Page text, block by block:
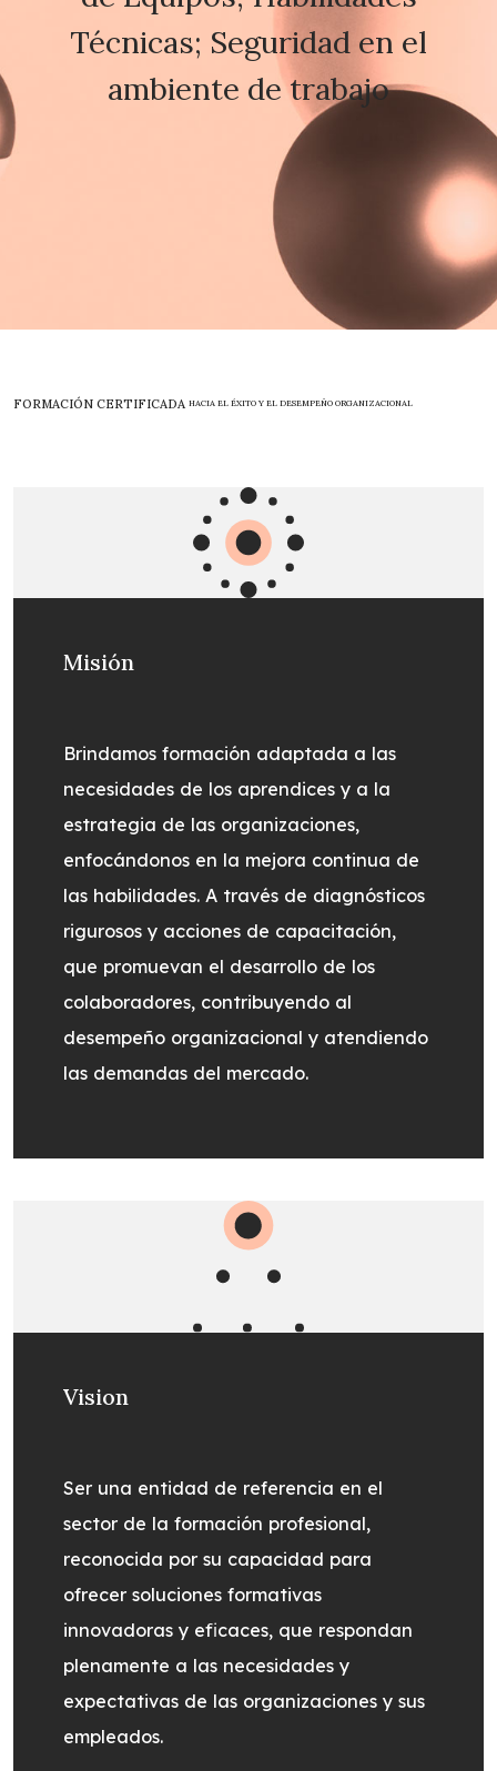
Técnicas; Seguridad en el
ambiente de trabajo
FORMACIÓN CERTIFICADA HACIA EL ÉXITO Y EL DESEMPEÑO ORGANIZACIONAL
Misión
Brindamos formación adaptada a las
necesidades de los aprendices y a la
estrategia de las organizaciones,
enfocándonos en la mejora continua de
las habilidades. A través de diagnósticos
rigurosos y acciones de capacitación,
que promuevan el desarrollo de los
colaboradores, contribuyendo al
desempeño organizacional y atendiendo
las demandas del mercado.
Vision
Ser una entidad de referencia en el
sector de la formación profesional,
reconocida por su capacidad para
ofrecer soluciones formativas
innovadoras y eficaces, que respondan
plenamente a las necesidades y
expectativas de las organizaciones y sus
empleados.